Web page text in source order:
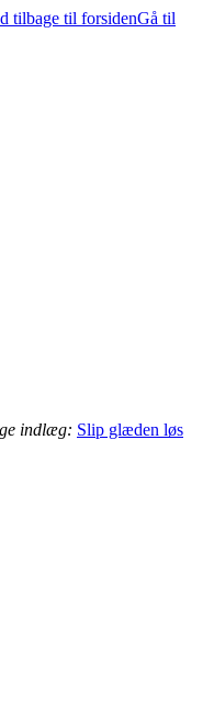
tilbage til forsidenGå til
indlæg: Slip glæden løs